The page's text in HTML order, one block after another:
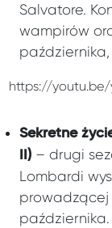
Salvatore.
wampirów
https://youtu.be/
Sekretne
II)– drugi
Lombardi
prowadzącej
października.